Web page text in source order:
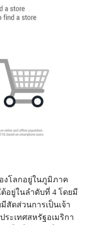
งโลกอยู่ในภูมิภาค
ต้อยู่ในลำดับที่ 4 โดยมี
สัดส่วนการเป็นเจ้า
ะเทศสหรัฐอเมริกา